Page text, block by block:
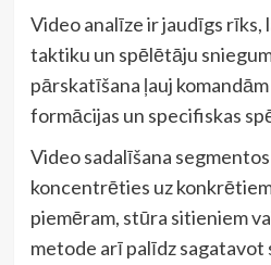
Video analīze ir jaudīgs
taktiku un spēlētāju
pārskatīšana ļauj
formācijas un specifiskas
Video sadalīšana
koncentrēties uz
piemēram, stūra sitieniem
metode arī palīdz